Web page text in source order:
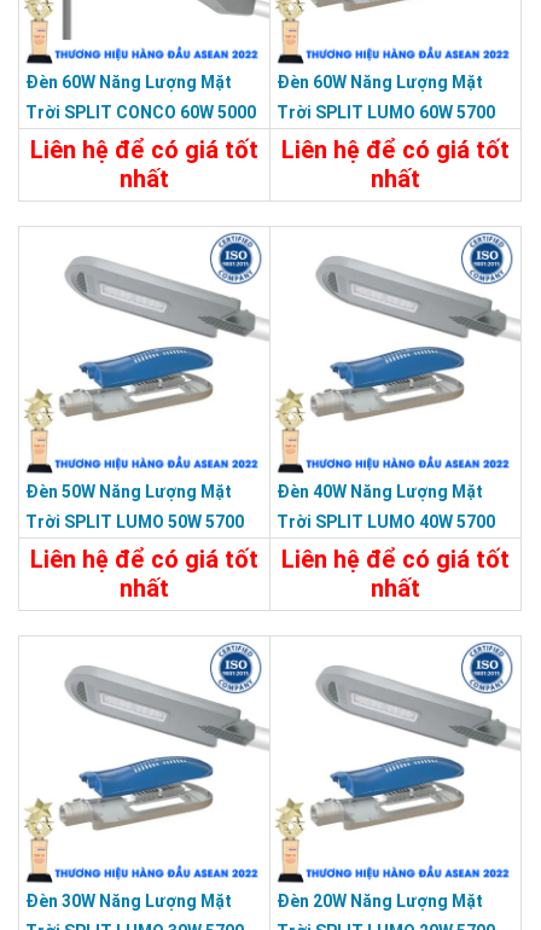
Đèn 60W Năng Lượng Mặt
Trời SPLIT CONCO 60W 5000
Màu Xám KY-F-HX-001-C1
Liên hệ để có giá tốt
nhất
Đèn 60W Năng Lượng Mặt
Trời SPLIT LUMO 60W 5700
Màu Xám KY-FXC-002
Liên hệ để có giá tốt
nhất
Đèn 50W Năng Lượng Mặt
Trời SPLIT LUMO 50W 5700
Màu Xám KY-FXC-002-C1
Liên hệ để có giá tốt
nhất
Đèn 40W Năng Lượng Mặt
Trời SPLIT LUMO 40W 5700
Màu Xám KY-FXC-001
Liên hệ để có giá tốt
nhất
Đèn 30W Năng Lượng Mặt
Đèn 20W Năng Lượng Mặt